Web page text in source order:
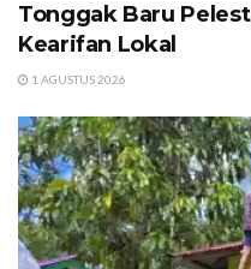
Tonggak Baru
Kearifan Lokal
1 AGUSTUS 2026